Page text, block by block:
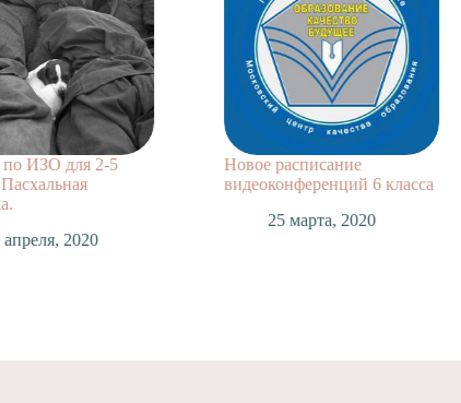
для 2-5
2020
Новое расписание
видеоконференций 6 класса
25 марта, 2020